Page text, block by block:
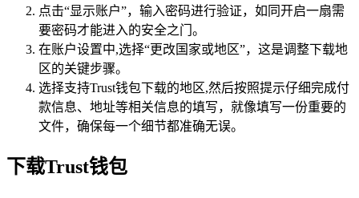
点击“显示账户”，输入密码进行验证，如同开启一扇需
要密码才能进入的安全之门。
在账户设置中,选择“更改国家或地区”，这是调整下载地
区的关键步骤。
选择支持Trust钱包下载的地区,然后按照提示仔细完成付
款信息、地址等相关信息的填写，就像填写一份重要的
文件，确保每一个细节都准确无误。
下载Trust钱包